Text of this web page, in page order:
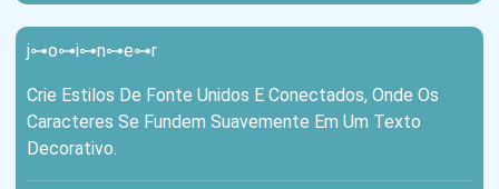
j⊶o⊶i⊶n⊶e⊶r
Crie Estilos De Fonte Unidos E Conectados, Onde Os
Caracteres Se Fundem Suavemente Em Um Texto
Decorativo.